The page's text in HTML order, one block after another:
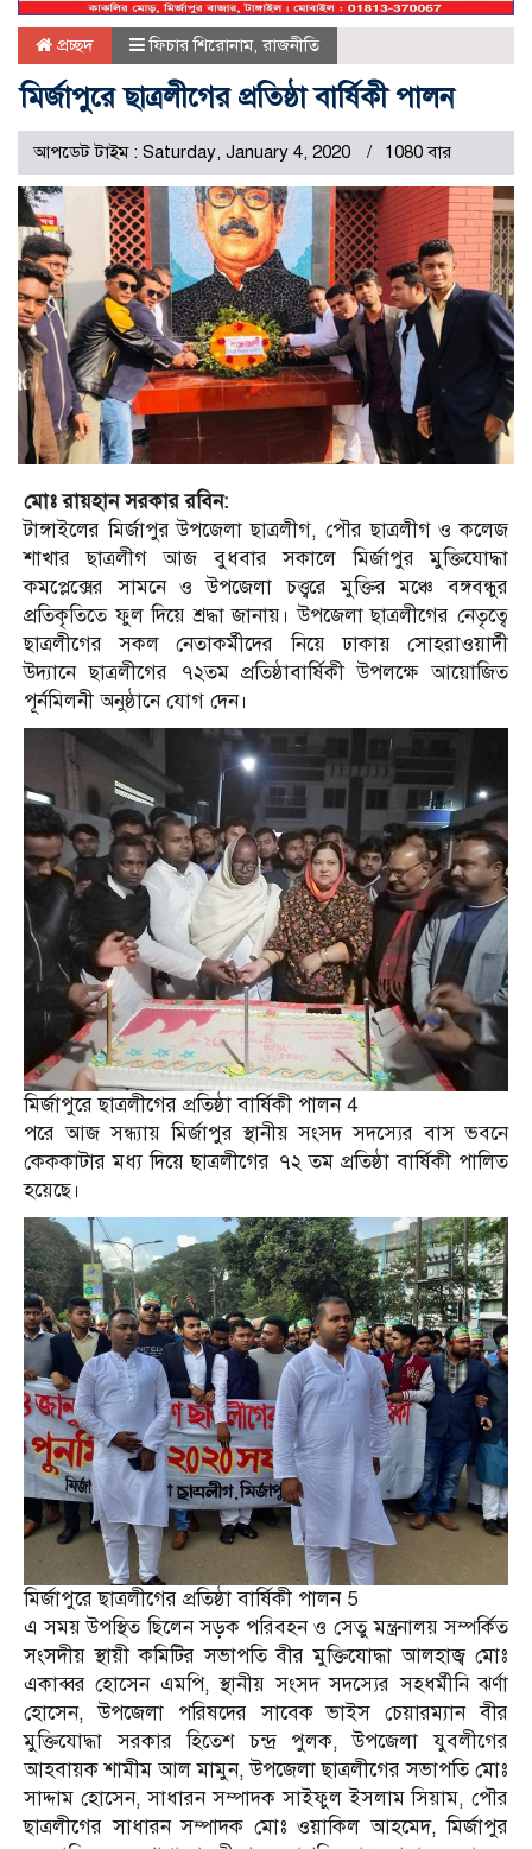
প্রচ্ছদ ফিচার শিরোনাম, রাজনীতি
মির্জাপুরে ছাত্রলীগের প্রতিষ্ঠা বার্ষিকী পালন
আপডেট টাইম : Saturday, January 4, 2020 1080 বার
মোঃ রায়হান সরকার রবিন:
টাঙ্গাইলের মির্জাপুর উপজেলা ছাত্রলীগ, পৌর ছাত্রলীগ ও কলেজ
শাখার ছাত্রলীগ আজ বুধবার সকালে মির্জাপুর মুক্তিযোদ্ধা
কমপ্লেক্সের সামনে ও উপজেলা চত্ত্বরে মুক্তির মঞ্চে বঙ্গবন্ধুর
প্রতিকৃতিতে ফুল দিয়ে শ্রদ্ধা জানায়। উপজেলা ছাত্রলীগের নেতৃত্বে
ছাত্রলীগের সকল নেতাকর্মীদের নিয়ে ঢাকায় সোহরাওয়ার্দী
উদ্যানে ছাত্রলীগের ৭২তম প্রতিষ্ঠাবার্ষিকী উপলক্ষে আয়োজিত
পূর্নমিলনী অনুষ্ঠানে যোগ দেন।
মির্জাপুরে ছাত্রলীগের প্রতিষ্ঠা বার্ষিকী পালন 4
পরে আজ সন্ধ্যায় মির্জাপুর স্থানীয় সংসদ সদস্যের বাস ভবনে
কেককাটার মধ্য দিয়ে ছাত্রলীগের ৭২ তম প্রতিষ্ঠা বার্ষিকী পালিত
হয়েছে।
মির্জাপুরে ছাত্রলীগের প্রতিষ্ঠা বার্ষিকী পালন 5
এ সময় উপস্থিত ছিলেন সড়ক পরিবহন ও সেতু মন্ত্রনালয় সম্পর্কিত
সংসদীয় স্থায়ী কমিটির সভাপতি বীর মুক্তিযোদ্ধা আলহাজ্ব মোঃ
একাব্বর হোসেন এমপি, স্থানীয় সংসদ সদস্যের সহধর্মীনি ঝর্ণা
হোসেন, উপজেলা পরিষদের সাবেক ভাইস চেয়ারম্যান বীর
মুক্তিযোদ্ধা সরকার হিতেশ চন্দ্র পুলক, উপজেলা যুবলীগের
আহবায়ক শামীম আল মামুন, উপজেলা ছাত্রলীগের সভাপতি মোঃ
সাদ্দাম হোসেন, সাধারন সম্পাদক সাইফুল ইসলাম সিয়াম, পৌর
ছাত্রলীগের সাধারন সম্পাদক মোঃ ওয়াকিল আহমেদ, মির্জাপুর